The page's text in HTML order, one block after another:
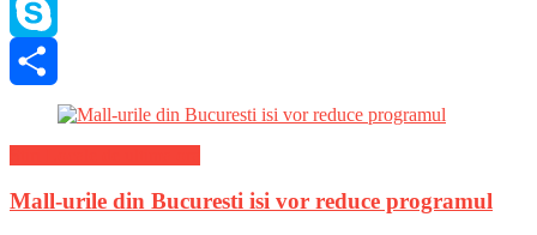
WhatsApp
Skype
Mall-urile din Bucuresti isi vor reduce programul